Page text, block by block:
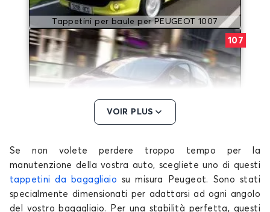
Tappetini per baule per PEUGEOT 1007
107
Tappetini per baule per PEUGEOT 107
VOIR PLUS
Se non volete perdere troppo tempo per la
manutenzione della vostra auto, scegliete uno di questi
tappetini da bagagliaio su misura Peugeot. Sono stati
specialmente dimensionati per adattarsi ad ogni angolo
del vostro bagagliaio. Per una stabilità perfetta, questi